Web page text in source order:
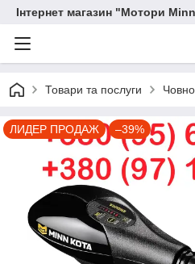
Інтернет магазин "Мотори
Товари та послуги
ЛИДЕР ПРОДАЖ –39%